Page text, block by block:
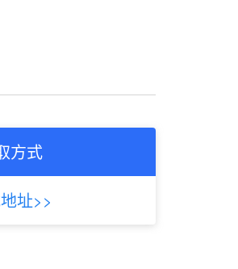
方式
址>>